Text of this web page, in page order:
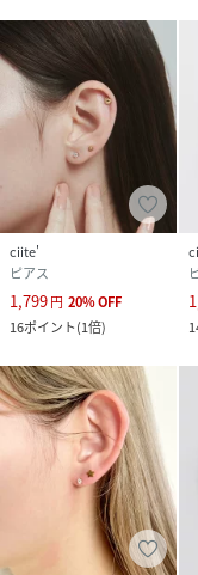
ciite'
ピアス
1,799円 20%OFF
16ポイント(1倍)